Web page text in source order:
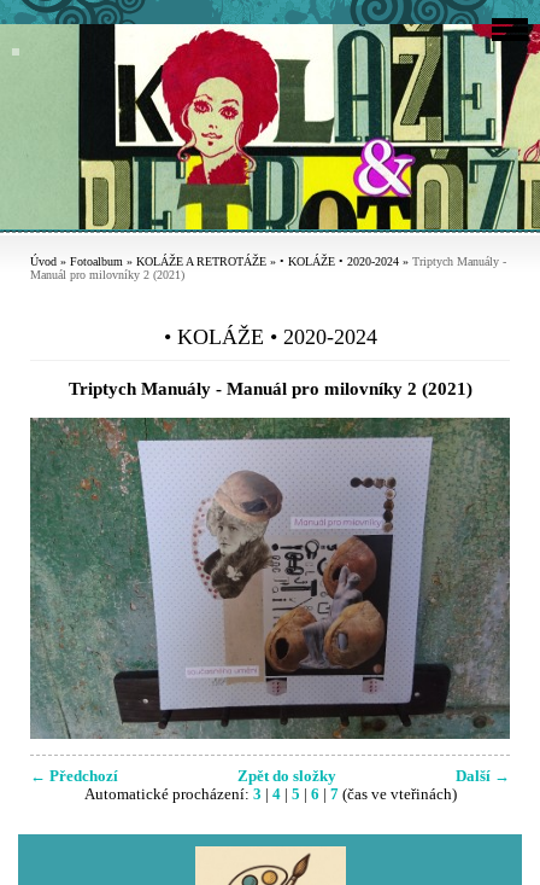
Úvod » Fotoalbum » KOLÁŽE A RETROTÁŽE » • KOLÁŽE • 2020-2024 » Triptych Manuály -
Manuál pro milovníky 2 (2021)
• KOLÁŽE • 2020-2024
Triptych Manuály - Manuál pro milovníky 2 (2021)
← Předchozí Další →
Zpět do složky
Automatické procházení: 3 | 4| 5 | 6 | 7(čas ve vteřinách)